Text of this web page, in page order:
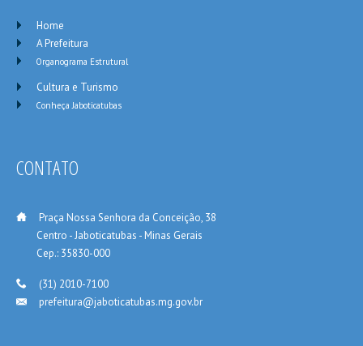
Home
A Prefeitura
Organograma Estrutural
Cultura e Turismo
Conheça Jaboticatubas
CONTATO
Praça Nossa Senhora da Conceição, 38
Centro - Jaboticatubas - Minas Gerais
Cep.: 35830-000
(31) 2010-7100
prefeitura@jaboticatubas.mg.gov.br